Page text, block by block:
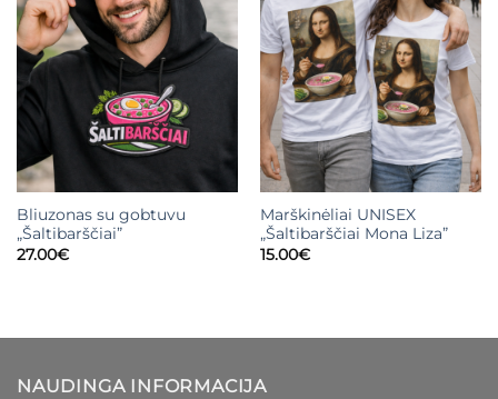
Bliuzonas su gobtuvu
„Šaltibarščiai”
27.00€
Marškinėliai UNISEX
„Šaltibarščiai Mona Liza”
15.00€
NAUDINGA INFORMACIJA